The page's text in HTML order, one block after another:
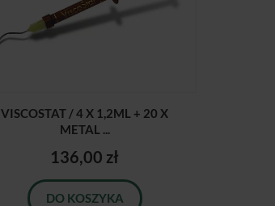
VISCOSTAT / 4 X 1,2ML + 20 X
METAL ...
136,00 zł
DO KOSZYKA